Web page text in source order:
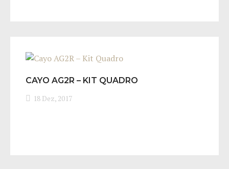
CAYO AG2R – KIT QUADRO
18 Dez, 2017